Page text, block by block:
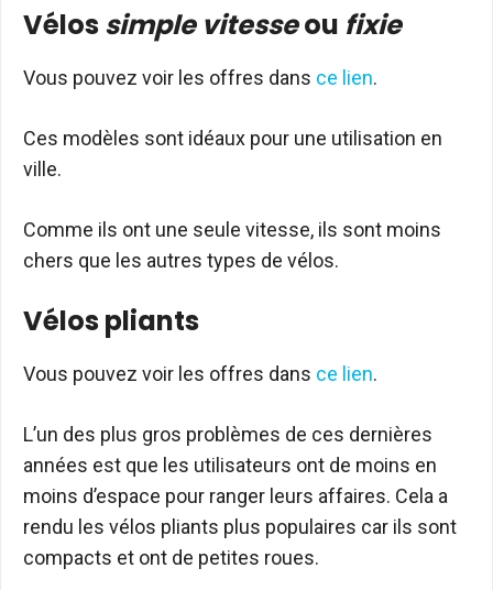
Vélos simple vitesseou fixie
Vous pouvez voir les offres dans ce lien.
Ces modèles sont idéaux pour une utilisation en
ville.
Comme ils ont une seule vitesse, ils sont moins
chers que les autres types de vélos.
Vélos pliants
Vous pouvez voir les offres dans ce lien.
L’un des plus gros problèmes de ces dernières
années est que les utilisateurs ont de moins en
moins d’espace pour ranger leurs affaires. Cela a
rendu les vélos pliants plus populaires car ils sont
compacts et ont de petites roues.